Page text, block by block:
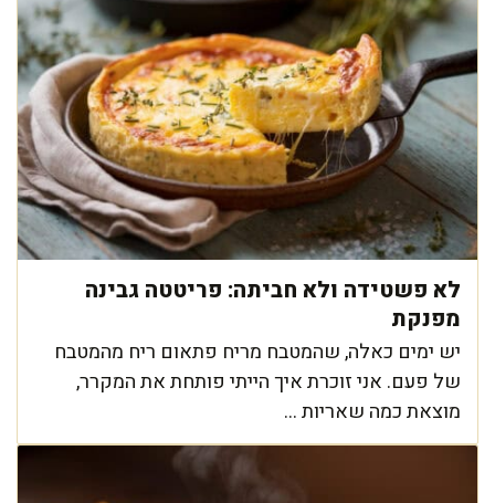
לא פשטידה ולא חביתה: פריטטה גבינה
מפנקת
יש ימים כאלה, שהמטבח מריח פתאום ריח מהמטבח
של פעם. אני זוכרת איך הייתי פותחת את המקרר,
מוצאת כמה שאריות ...